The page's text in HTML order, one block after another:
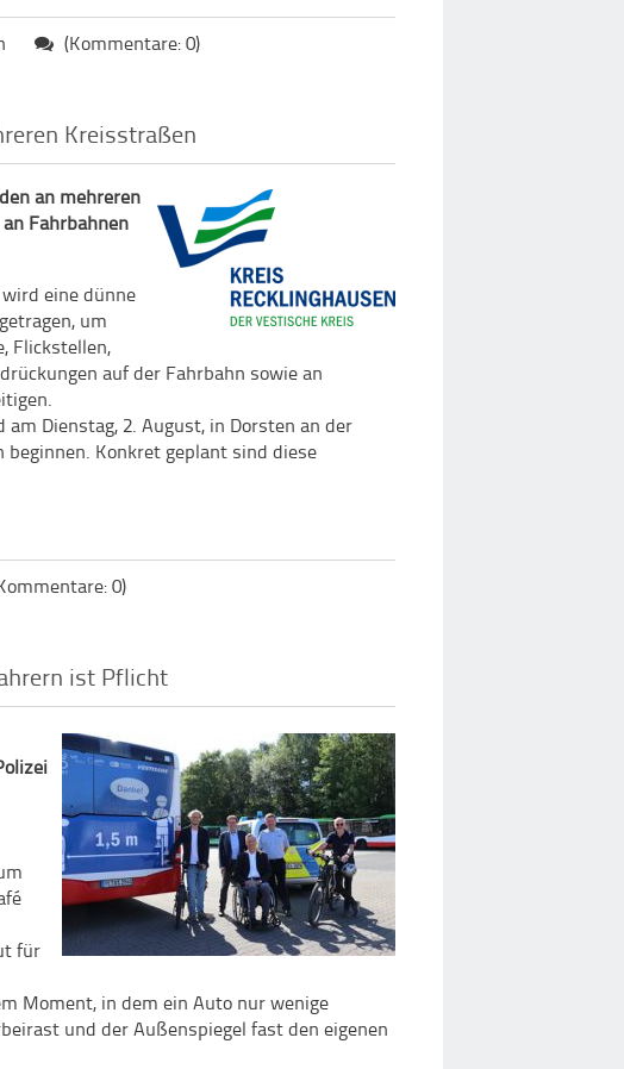
(Kommentare: 0)
Kreisstraßen
an mehreren
Fahrbahnen
eine dünne
um
Flickstellen,
auf der Fahrbahn sowie an
Dienstag, 2. August, in Dorsten an der
Konkret geplant sind diese
0)
ist Pflicht
für
Moment, in dem ein Auto nur wenige
und der Außenspiegel fast den eigenen